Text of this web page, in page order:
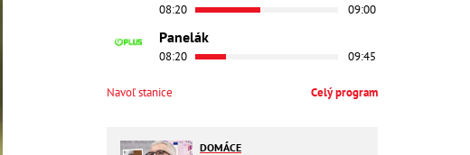
08:20 09:00
Panelák
08:20 09:45
Navoľ stanice Celý program
DOMÁCE